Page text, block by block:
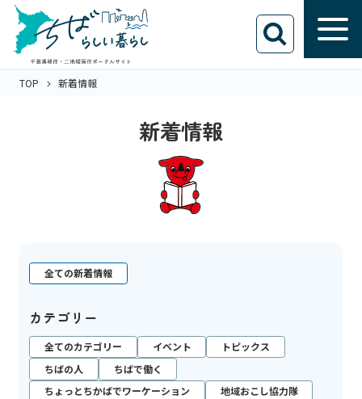
TOP 新着情報
新着情報
全ての新着情報
カテゴリー
全てのカテゴリー イベント
トピックス
ちばの人
ちばで働く
ちょっとちかばでワーケーション
地域おこし協力隊